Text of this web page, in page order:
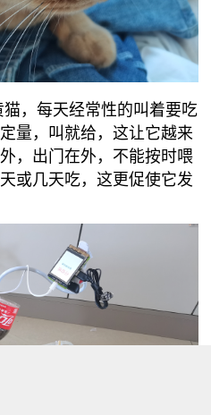
猫，每天经常性的叫着要吃
量，叫就给，这让它越来
，出门在外，不能按时喂
或几天吃，这更促使它发